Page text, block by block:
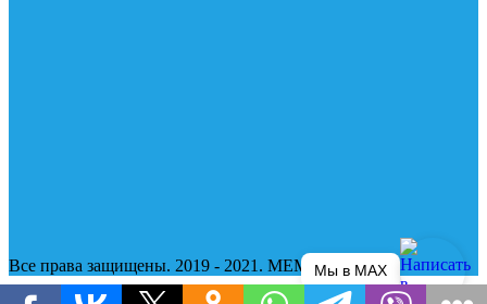
Все права защищены. 2019 - 2021. MEMAX.CLUB
Мы в MAX